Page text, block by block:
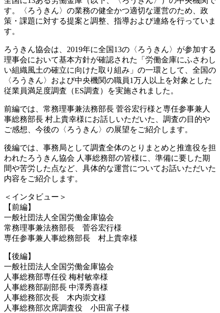
す。〈ろうきん〉の業務の健全かつ適切な運営のため、政
策・課題に対する提案と調整、指導および連絡を行っていま
す。
ろうきん協会は、2019年に全国13の〈ろうきん〉が参加する
理事会において基本方針が確認された「労働金庫にふさわし
い組織風土の確立に向けた取り組み」の一環として、全国の
〈ろうきん〉および中央機関の職員1万人以上を対象とした
従業員満足度調査（ES調査）を実施されました。
前編では、常務理事兼法務部長 菅谷宏行様と専任参事兼人
事総務部長 村上貴幸様にお話しいただいた、調査の目的や
ご感想、今後の〈ろうきん〉の展望をご紹介します。
後編では、事務局として調査全体のとりまとめと推進役を担
われたろうきん協会 人事総務部の皆様に、準備に要した期
間や苦労した点など、具体的な運営についてお話いただいた
内容をご紹介します。
＜インタビュー＞
【前編】
一般社団法人全国労働金庫協会
常務理事兼法務部長 菅谷宏行様
専任参事兼人事総務部長 村上貴幸様
【後編】
一般社団法人全国労働金庫協会
人事総務部専任役 梅村敏幸様
人事総務部副部長 中澤秀喜様
人事総務部次長 木内崇文様
人事総務部次席調査役 小田富子様